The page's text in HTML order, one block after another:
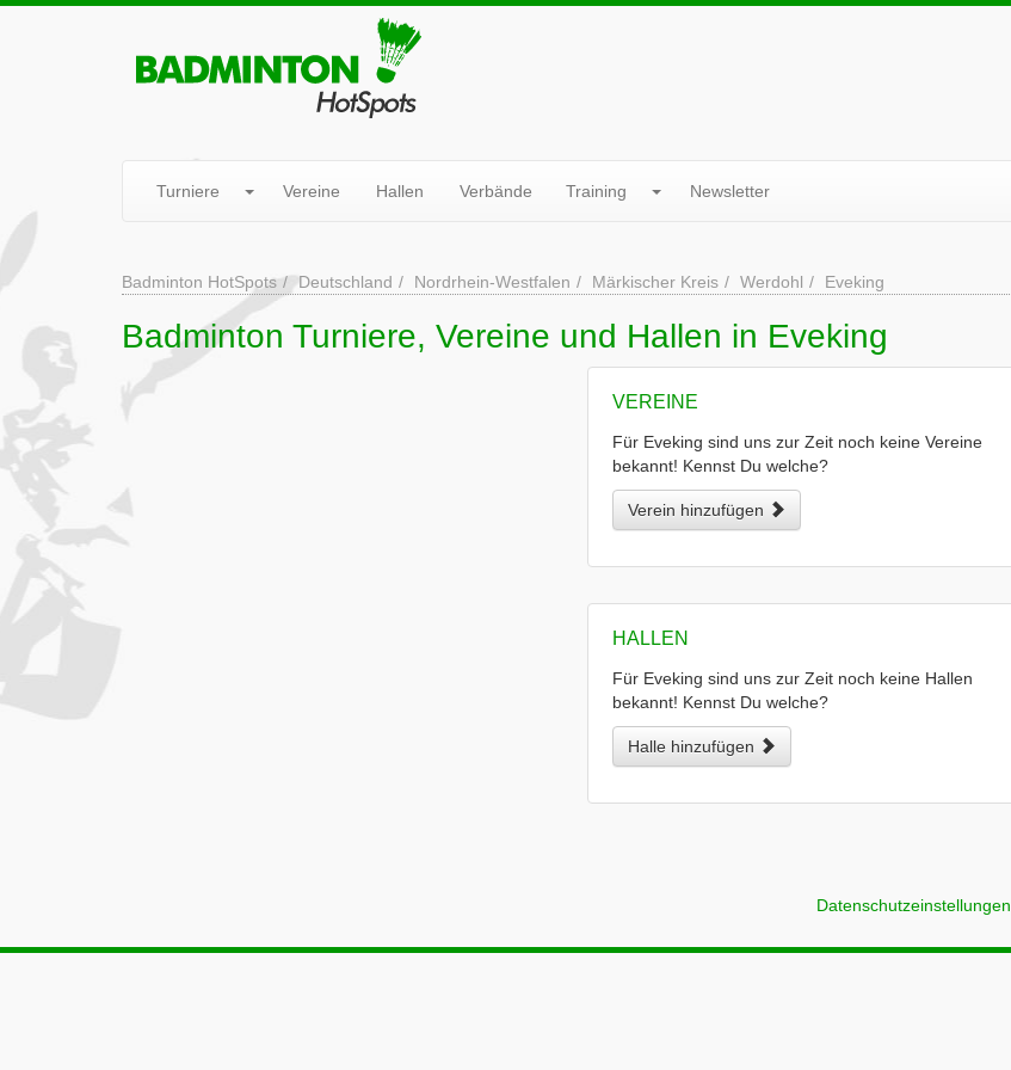
Turniere Vereine Hallen Verbände Training Newsletter
Badminton HotSpots Deutschland Nordrhein-Westfalen Märkischer Kreis Werdohl Eveking
Badminton Turniere, Vereine und Hallen in Eveking
VEREINE
Für Eveking sind uns zur Zeit noch keine Vereine
bekannt! Kennst Du welche?
Verein hinzufügen
HALLEN
Für Eveking sind uns zur Zeit noch keine Hallen
bekannt! Kennst Du welche?
Halle hinzufügen
Datenschutzeinstellungen